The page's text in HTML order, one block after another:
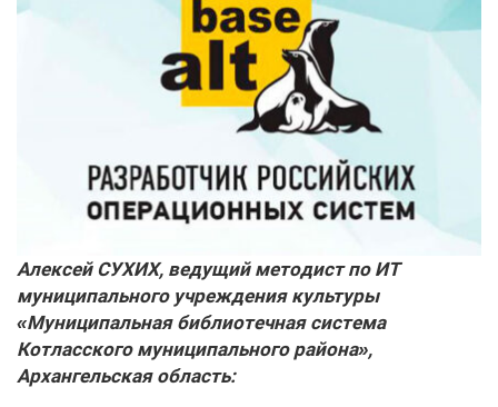
Алексей СУХИХ, ведущий методист по ИТ
муниципального учреждения культуры
«Муниципальная библиотечная система
Котласского муниципального района»,
Архангельская область: